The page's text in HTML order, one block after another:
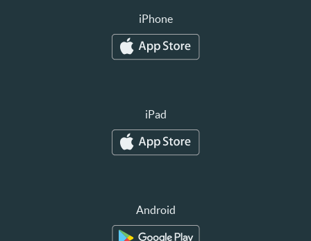
iPhone
iPad
Android